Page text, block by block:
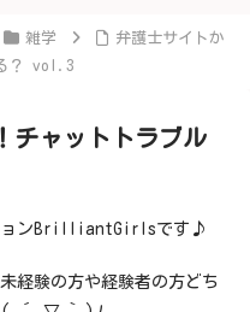
雑学
弁護士サイトか
？ vol.3
チャットトラブル
ョンBrilliantGirlsです♪
経験の方や経験者の方どち